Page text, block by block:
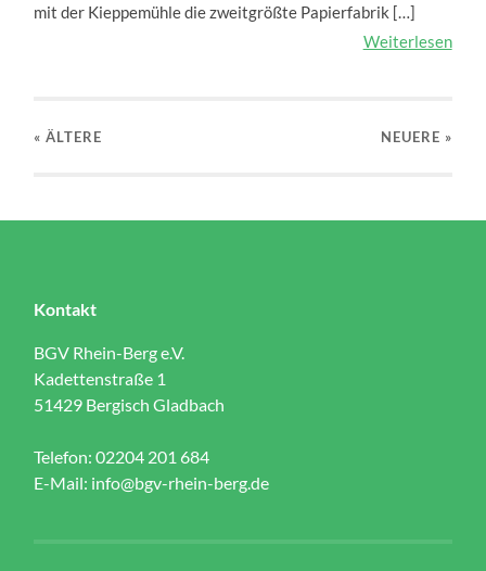
mit der Kieppemühle die zweitgrößte Papierfabrik […]
Weiterlesen
« ÄLTERE NEUERE »
Kontakt
BGV Rhein-Berg e.V.
Kadettenstraße 1
51429 Bergisch Gladbach
Telefon: 02204 201 684
E-Mail: info@bgv-rhein-berg.de